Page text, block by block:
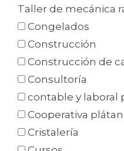
Taller de mecánica
Congelados
Construcción
Construcción de
Consultoría
contable y laboral
Cooperativa
Cristalería